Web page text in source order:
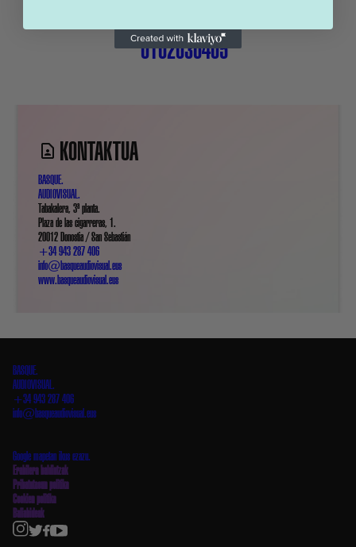
KONTAKTUA
BASQUE.
AUDIOVISUAL.
Tabakalera, 3ª planta.
Plaza de las cigarreras, 1.
20012 Donostia / San Sebastián
+34 943 287 406
info@basqueaudiovisual.eus
www.basqueaudiovisual.eus
0102030405
BASQUE.
AUDIOVISUAL.
+34 943 287 406
info@basqueaudiovisual.eus
Google mapetan ikus ezazu.
Erabilera baldintzak
Pribatutasun politika
Cookien politika
Baliabideak